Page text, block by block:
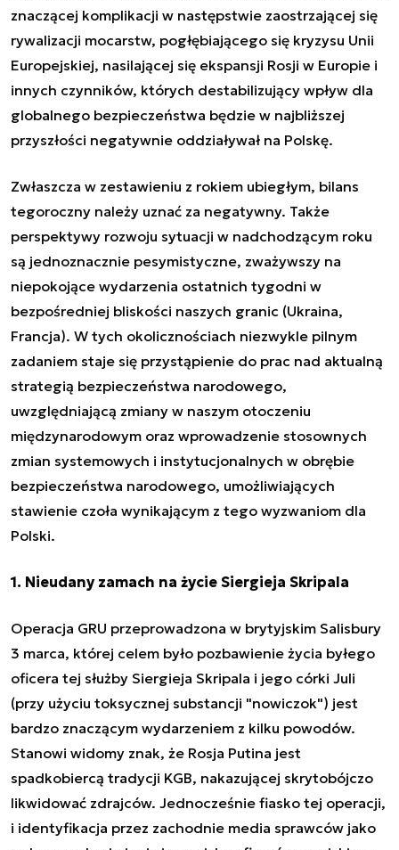
znaczącej komplikacji w następstwie zaostrzającej się
rywalizacji mocarstw, pogłębiającego się kryzysu Unii
Europejskiej, nasilającej się ekspansji Rosji w Europie i
innych czynników, których destabilizujący wpływ dla
globalnego bezpieczeństwa będzie w najbliższej
przyszłości negatywnie oddziaływał na Polskę.
Zwłaszcza w zestawieniu z rokiem ubiegłym, bilans
tegoroczny należy uznać za negatywny. Także
perspektywy rozwoju sytuacji w nadchodzącym roku
są jednoznacznie pesymistyczne, zważywszy na
niepokojące wydarzenia ostatnich tygodni w
bezpośredniej bliskości naszych granic (Ukraina,
Francja). W tych okolicznościach niezwykle pilnym
zadaniem staje się przystąpienie do prac nad aktualną
strategią bezpieczeństwa narodowego,
uwzględniającą zmiany w naszym otoczeniu
międzynarodowym oraz wprowadzenie stosownych
zmian systemowych i instytucjonalnych w obrębie
bezpieczeństwa narodowego, umożliwiających
stawienie czoła wynikającym z tego wyzwaniom dla
Polski.
1. Nieudany zamach na życie Siergieja Skripala
Operacja GRU przeprowadzona w brytyjskim Salisbury
3 marca, której celem było pozbawienie życia byłego
oficera tej służby Siergieja Skripala i jego córki Juli
(przy użyciu toksycznej substancji "nowiczok") jest
bardzo znaczącym wydarzeniem z kilku powodów.
Stanowi widomy znak, że Rosja Putina jest
spadkobiercą tradycji KGB, nakazującej skrytobójczo
likwidować zdrajców. Jednocześnie fiasko tej operacji,
i identyfikacja przez zachodnie media sprawców jako